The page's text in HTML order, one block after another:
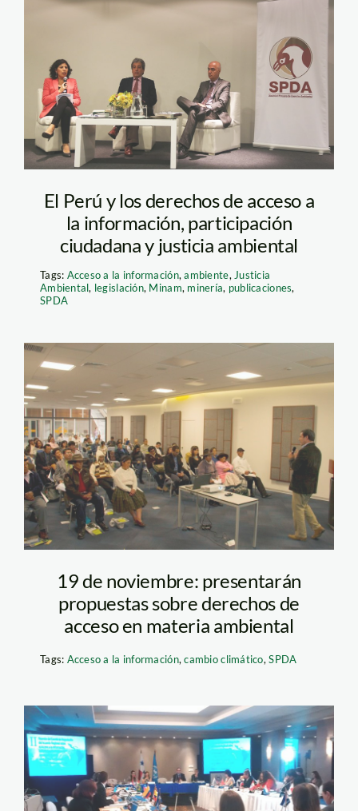
Derechos-de-
acceso_SPDA1
El Perú y los derechos de acceso a
la información, participación
ciudadana y justicia ambiental
Tags: Acceso a la información,ambiente, Justicia
Ambiental, legislación, Minam, minería, publicaciones,
SPDA
Participacion_SPDA
19 de noviembre: presentarán
propuestas sobre derechos de
acceso en materia ambiental
Tags: Acceso a la información,cambio climático,SPDA
reunion-sobre-
derechos-de-acceso